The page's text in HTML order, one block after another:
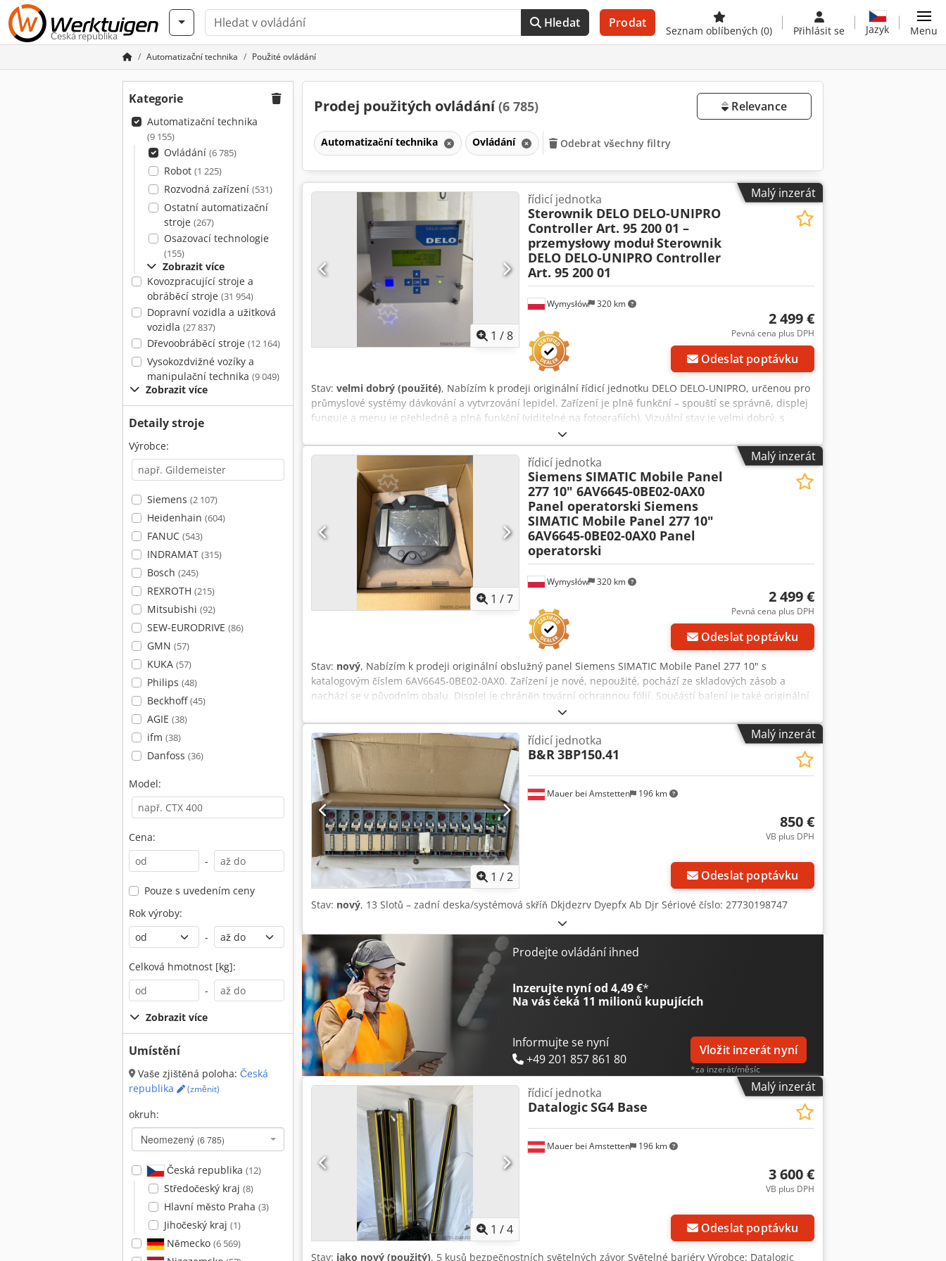
Česká republika
Hledat Prodat
Seznam oblíbených (0) Přihlásit se Jazyk Menu
Automatizační technika Použité ovládání
Kategorie
Automatizační technika
(9 155)
Ovládání (6 785)
Robot (1 225)
Rozvodná zařízení (531)
Ostatní automatizační
stroje (267)
Osazovací technologie
(155)
Zobrazit více
Kovozpracující stroje a
obráběcí stroje (31 954)
Dopravní vozidla a užitková
vozidla (27 837)
Dřevoobráběcí stroje (12 164)
Vysokozdvižné vozíky a
manipulační technika (9 049)
Zobrazit více
Detaily stroje
Výrobce:
Siemens (2 107)
Heidenhain (604)
FANUC (543)
INDRAMAT (315)
Bosch (245)
REXROTH (215)
Mitsubishi (92)
SEW-EURODRIVE (86)
GMN (57)
KUKA (57)
Philips (48)
Beckhoff(45)
AGIE (38)
ifm (38)
Danfoss (36)
Model:
Cena:
-
Pouze s uvedením ceny
Rok výroby:
-
Celková hmotnost [kg]:
-
Zobrazit více
Umístění
Vaše zjištěná poloha: Česká
republika
(změnit)
okruh:
Neomezený (6 785)
Česká republika (12)
Středočeský kraj (8)
Hlavní město Praha (3)
Jihočeský kraj (1)
Německo (6 569)
Prodej použitých ovládání(6 785) Relevance
Automatizační technika Ovládání Odebrat všechny filtry
Malý inzerát
1 /8
Wymysłów 320 km
řídicí jednotka
Sterownik DELO DELO-UNIPRO
Controller Art. 95 200 01 –
przemysłowy modułSterownik
DELO DELO-UNIPRO Controller
Art. 95 200 01
2 499 €
Pevná cena plus DPH
Odeslat poptávku
Stav: velmi dobrý (použité), Nabízím k prodeji originální řídicí jednotku DELO DELO-UNIPRO, určenou pro
průmyslové systémy dávkování a vytvrzování lepidel. Zařízení je plně funkční – spouští se správně, displej
funguje a menu je přehledné a plně funkční (viditelné na fotografiích). Vizuální stav je velmi dobrý, s
nepatrnými stopami běžného používání. Technické údaje: • Výrobce: DELO • Model: DELO-UNIPRO •
Katalogové číslo: 95 200 01 • Sériové číslo: 1501 UNI 648 • Napájení: 100–240 V AC • Frekvence: 50–60 Hz •
Příkon: 40 W • Rozhraní: RS232, CAN, USB, Ethernet, vstup/výstup, nožní spínač a 4 kanály (CH1–CH4)
Dksdpfxezrv Hze Ab Dsr Součást balení: • Řídicí jednotka DELO DELO-UNIPRO Prodávám přesně ten
předmět, který je vyobrazen na fotografiích.
Malý inzerát
1 /7
Wymysłów 320 km
řídicí jednotka
Siemens SIMATIC Mobile Panel
277 10" 6AV6645-0BE02-0AX0
Panel operatorski Siemens
SIMATIC Mobile Panel 277 10"
6AV6645-0BE02-0AX0 Panel
operatorski
2 499 €
Pevná cena plus DPH
Odeslat poptávku
Stav: nový, Nabízím k prodeji originální obslužný panel Siemens SIMATIC Mobile Panel 277 10" s
katalogovým číslem 6AV6645-0BE02-0AX0. Zařízení je nové, nepoužité, pochází ze skladových zásob a
nachází se v původním obalu. Displej je chráněn tovární ochrannou fólií. Součástí balení je také originální
dokumentace výrobce. Technické údaje: • Výrobce: Siemens • Řada: SIMATIC Mobile Panel • Model: Mobile
Panel 277 10" • Katalogové číslo (MPN): 6AV6645-0BE02-0AX0 • Typ: Obslužný panel HMI • Dotykový displej:
10" • Rok výroby: 2013 • Země výroby: Rakousko (Vyrobeno v Rakousku) Součástí balení je: • Siemens
SIMATIC Mobile Panel 277 10" Dedpfx Abozru I Do Dokr • Originální obal • Dokumentace výrobce
Malý inzerát
Požádat o více
1 /2
Mauer bei Amstetten 196 km
řídicí jednotka
B&R 3BP150.41
850 €
VB plus DPH
Odeslat poptávku
Stav: nový, 13 Slotů – zadní deska/systémová skříň Dkjdezrv Dyepfx Ab Djr Sériové číslo: 27730198747
Prodejte ovládání ihned
Inzerujte nyní od 4,49 €*
Na vás čeká 11 milionů kupujících
Informujte se nyní
+49 201 857 861 80
Vložit inzerát nyní
*za inzerát/měsíc
Malý inzerát
1 /4
Mauer bei Amstetten 196 km
řídicí jednotka
DatalogicSG4 Base
3 600 €
VB plus DPH
Odeslat poptávku
Stav: jako nový (použitý), 5 kusů bezpečnostních světelných závor Světelné bariéry Výrobce: Datalogic